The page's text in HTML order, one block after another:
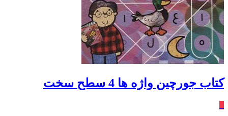
کتاب جورچین واژه ها 4 سطح سخت